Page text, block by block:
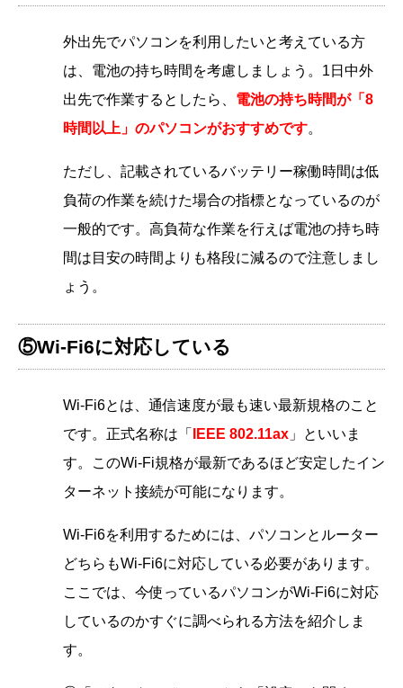
外出先でパソコンを利用したいと考えている方
は、電池の持ち時間を考慮しましょう。1日中外
出先で作業するとしたら、 電池の持ち時間が「8
時間以上」のパソコンがおすすめです。
ただし、記載されているバッテリー稼働時間は低
負荷の作業を続けた場合の指標となっているのが
一般的です。高負荷な作業を行えば電池の持ち時
間は目安の時間よりも格段に減るので注意しまし
ょう。
⑤Wi-Fi6に対応している
Wi-Fi6とは、通信速度が最も速い最新規格のこと
です。正式名称は「
IEEE 802.11ax 」といいま
す。このWi-Fi規格が最新であるほど安定したイン
ターネット接続が可能になります。
Wi-Fi6を利用するためには、パソコンとルーター
どちらもWi-Fi6に対応している必要があります。
ここでは、今使っているパソコンがWi-Fi6に対応
しているのかすぐに調べられる方法を紹介しま
す。